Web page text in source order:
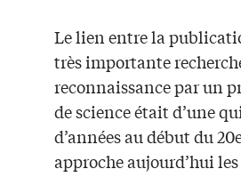
Le lien entre la
très importante
reconnaissance par un
de science était d’une
d’années au début du
approche aujourd’hui